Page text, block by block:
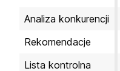
Analiza konkurencji
Rekomendacje
Lista kontrolna